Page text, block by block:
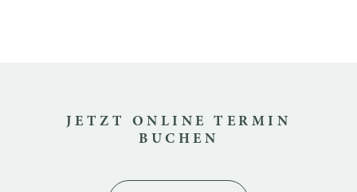
JETZT ONLINE TERMIN
BUCHEN